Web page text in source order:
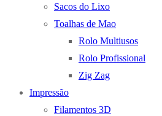
Sacos do Lixo
Toalhas de Mao
Rolo Multiusos
Rolo Profissional
Zig Zag
Impressão
Filamentos 3D